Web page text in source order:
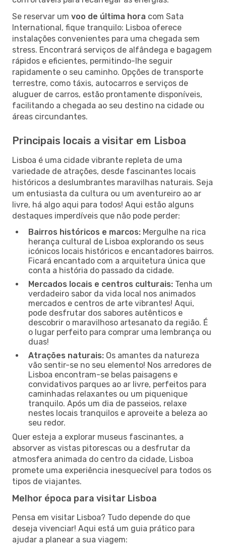
Se reservar um voo de última hora com Sata
International, fique tranquilo: Lisboa oferece
instalações convenientes para uma chegada sem
stress. Encontrará serviços de alfândega e bagagem
rápidos e eficientes, permitindo-lhe seguir
rapidamente o seu caminho. Opções de transporte
terrestre, como táxis, autocarros e serviços de
aluguer de carros, estão prontamente disponíveis,
facilitando a chegada ao seu destino na cidade ou
áreas circundantes.
Principais locais a visitar em Lisboa
Lisboa é uma cidade vibrante repleta de uma
variedade de atrações, desde fascinantes locais
históricos a deslumbrantes maravilhas naturais. Seja
um entusiasta da cultura ou um aventureiro ao ar
livre, há algo aqui para todos! Aqui estão alguns
destaques imperdíveis que não pode perder:
Bairros históricos e marcos: Mergulhe na rica
herança cultural de Lisboa explorando os seus
icónicos locais históricos e encantadores bairros.
Ficará encantado com a arquitetura única que
conta a história do passado da cidade.
Mercados locais e centros culturais: Tenha um
verdadeiro sabor da vida local nos animados
mercados e centros de arte vibrantes! Aqui,
pode desfrutar dos sabores autênticos e
descobrir o maravilhoso artesanato da região. É
o lugar perfeito para comprar uma lembrança ou
duas!
Atrações naturais: Os amantes da natureza
vão sentir-se no seu elemento! Nos arredores de
Lisboa encontram-se belas paisagens e
convidativos parques ao ar livre, perfeitos para
caminhadas relaxantes ou um piquenique
tranquilo. Após um dia de passeios, relaxe
nestes locais tranquilos e aproveite a beleza ao
seu redor.
Quer esteja a explorar museus fascinantes, a
absorver as vistas pitorescas ou a desfrutar da
atmosfera animada do centro da cidade, Lisboa
promete uma experiência inesquecível para todos os
tipos de viajantes.
Melhor época para visitar Lisboa
Pensa em visitar Lisboa? Tudo depende do que
deseja vivenciar! Aqui está um guia prático para
ajudar a planear a sua viagem: